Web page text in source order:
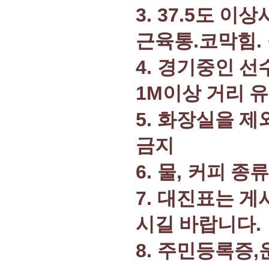
3. 37.5도 이상
근육통.코막힘.
4. 경기중인 선
1M이상 거리
5. 화장실을 제
금지
6. 물, 커피 종
7. 대진표는 게
시길 바랍니다.
8. 주민등록증,